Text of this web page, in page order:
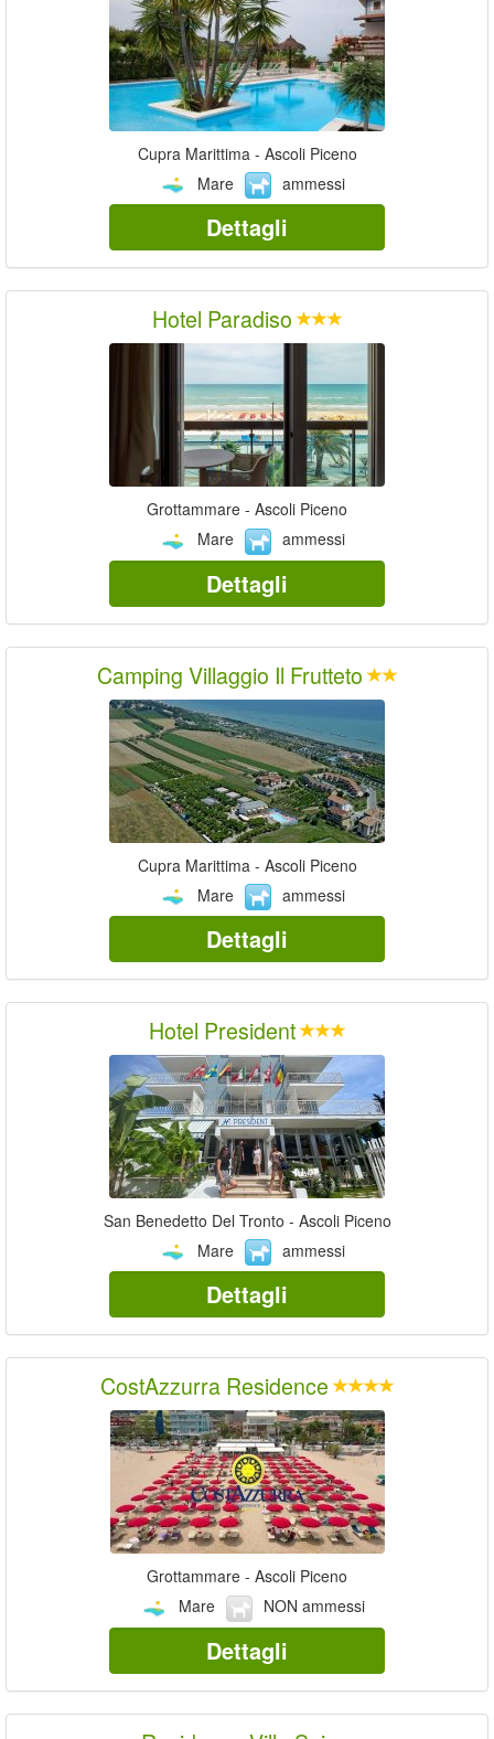
Cupra Marittima - Ascoli Piceno
Mare
ammessi
Dettagli
Hotel Paradiso
Grottammare - Ascoli Piceno
Mare
ammessi
Dettagli
Camping Villaggio Il Frutteto
Cupra Marittima - Ascoli Piceno
Mare
ammessi
Dettagli
Hotel President
San Benedetto Del Tronto - Ascoli Piceno
Mare
ammessi
Dettagli
CostAzzurra Residence
Grottammare - Ascoli Piceno
Mare
NON ammessi
Dettagli